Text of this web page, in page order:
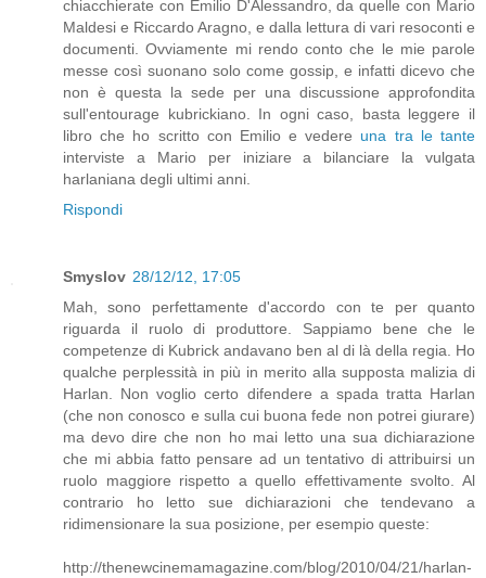
chiacchierate con Emilio D'Alessandro, da quelle con Mario
Maldesi e Riccardo Aragno, e dalla lettura di vari resoconti e
documenti. Ovviamente mi rendo conto che le mie parole
messe così suonano solo come gossip, e infatti dicevo che
non è questa la sede per una discussione approfondita
sull'entourage kubrickiano. In ogni caso, basta leggere il
libro che ho scritto con Emilio e vedere una tra le tante
interviste a Mario per iniziare a bilanciare la vulgata
harlaniana degli ultimi anni.
Rispondi
Smyslov 28/12/12, 17:05
Mah, sono perfettamente d'accordo con te per quanto
riguarda il ruolo di produttore. Sappiamo bene che le
competenze di Kubrick andavano ben al di là della regia. Ho
qualche perplessità in più in merito alla supposta malizia di
Harlan. Non voglio certo difendere a spada tratta Harlan
(che non conosco e sulla cui buona fede non potrei giurare)
ma devo dire che non ho mai letto una sua dichiarazione
che mi abbia fatto pensare ad un tentativo di attribuirsi un
ruolo maggiore rispetto a quello effettivamente svolto. Al
contrario ho letto sue dichiarazioni che tendevano a
ridimensionare la sua posizione, per esempio queste:
http://thenewcinemamagazine.com/blog/2010/04/21/harlan-